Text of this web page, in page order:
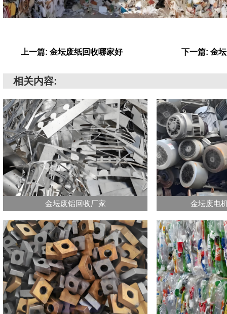
上一篇: 金坛废纸回收哪家好 下一篇: 金
相关内容:
金坛废铝回收厂家 金坛废电